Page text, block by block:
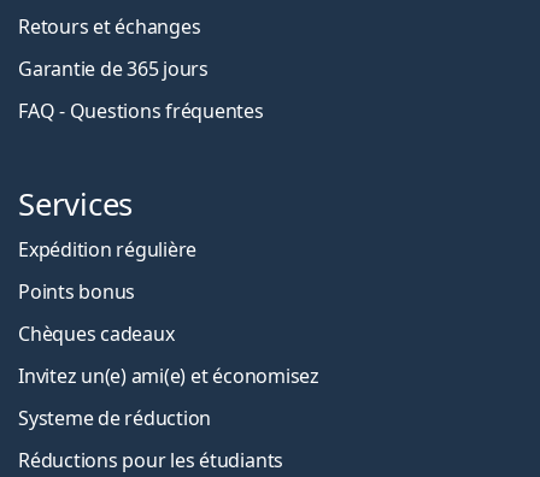
Retours et échanges
Garantie de 365 jours
FAQ - Questions fréquentes
Services
Expédition régulière
Points bonus
Chèques cadeaux
Invitez un(e) ami(e) et économisez
Systeme de réduction
Réductions pour les étudiants